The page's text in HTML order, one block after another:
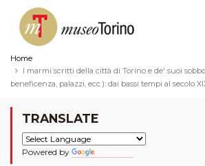
Home
I marmi scritti della città di Torino e de' suoi
beneficenza, palazzi, ecc.): dai bassi tempi al secolo
TRANSLATE
Powered by